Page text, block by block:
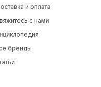
и оплата
с нами
бренды